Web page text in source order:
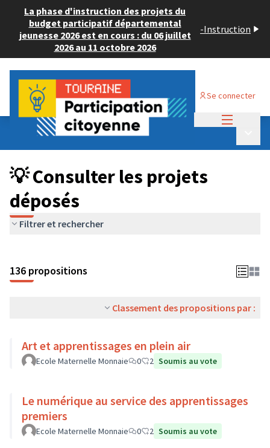
La phase d'instruction des projets du
budget participatif départemental
jeunesse 2026 est en cours : du 06 juillet
2026 au 11 octobre 2026
-Instruction
Se connecter
Budget Participatif JEUNESSE 2024
💡 Consulter les projets déposés
💡 Consulter les projets
déposés
Filtrer et rechercher
136 propositions
Classement des propositions par :
Art et apprentissages en plein air
Ecole Maternelle Monnaie 0 2 Soumis au vote
Le numérique au service des apprentissages
premiers
Ecole Maternelle Monnaie 0 2 Soumis au vote